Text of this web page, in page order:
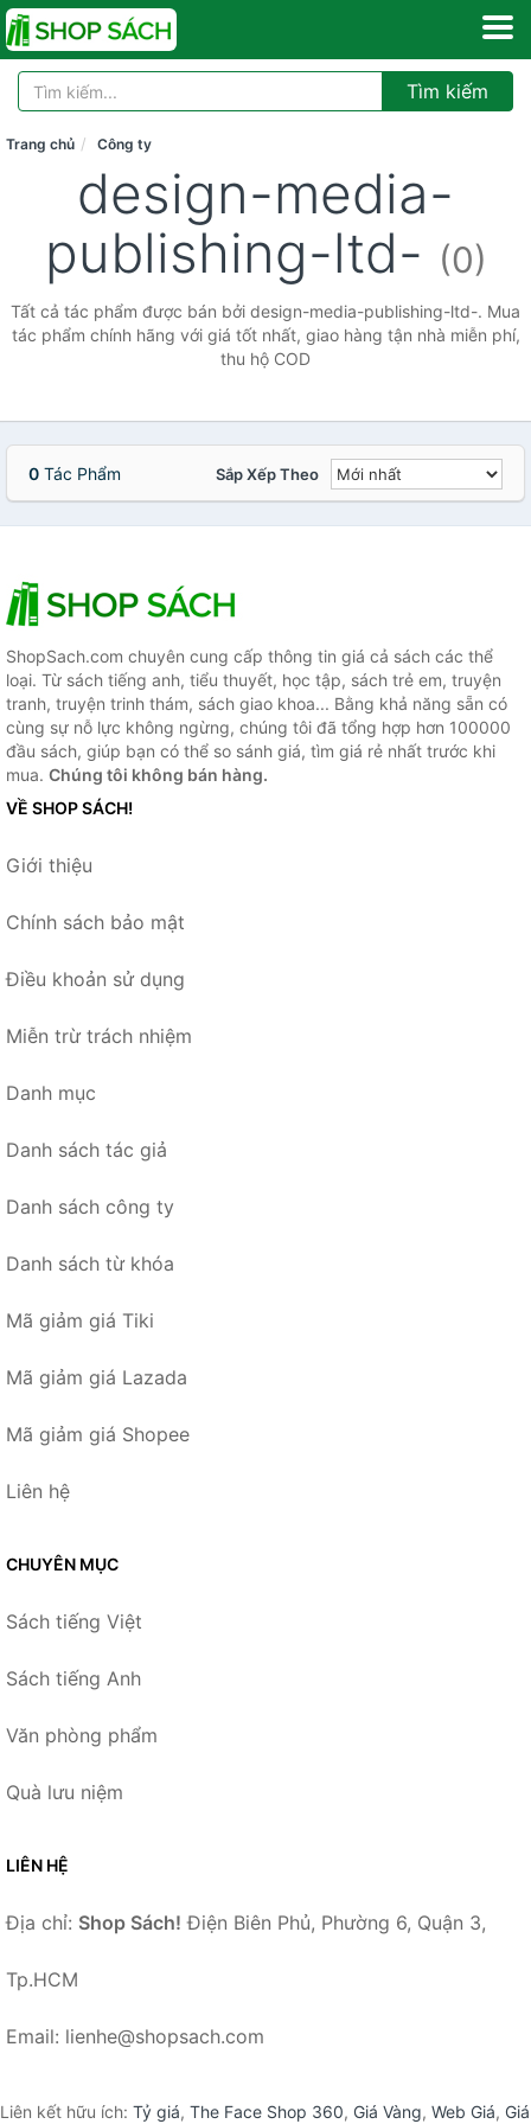
Tìm kiếm
Trang chủ Công ty
design-media-
publishing-ltd- (0)
Tất cả tác phẩm được bán bởi design-media-publishing-ltd-. Mua
tác phẩm chính hãng với giá tốt nhất, giao hàng tận nhà miễn phí,
thu hộ COD
0 Tác Phẩm Sắp Xếp Theo
ShopSach.com chuyên cung cấp thông tin giá cả sách các thể
loại. Từ sách tiếng anh, tiểu thuyết, học tập, sách trẻ em, truyện
tranh, truyện trinh thám, sách giao khoa... Bằng khả năng sẵn có
cùng sự nỗ lực không ngừng, chúng tôi đã tổng hợp hơn 100000
đầu sách, giúp bạn có thể so sánh giá, tìm giá rẻ nhất trước khi
mua. Chúng tôi không bán hàng.
VỀ SHOP SÁCH!
Giới thiệu
Chính sách bảo mật
Điều khoản sử dụng
Miễn trừ trách nhiệm
Danh mục
Danh sách tác giả
Danh sách công ty
Danh sách từ khóa
Mã giảm giá Tiki
Mã giảm giá Lazada
Mã giảm giá Shopee
Liên hệ
CHUYÊN MỤC
Sách tiếng Việt
Sách tiếng Anh
Văn phòng phẩm
Quà lưu niệm
LIÊN HỆ
Địa chỉ: Shop Sách! Điện Biên Phủ, Phường 6, Quận 3,
Tp.HCM
Email: lienhe@shopsach.com
Liên kết hữu ích: Tỷ giá, The Face Shop 360, Giá Vàng, Web Giá, Giá